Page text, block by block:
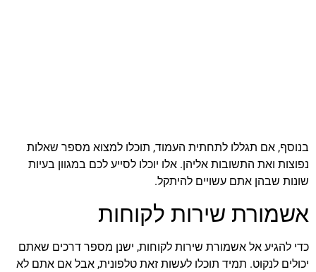
בנוסף, אם תגללו לתחתית העמוד, תוכלו למצוא מספר שאלות
נפוצות ואת התשובות אליהן. אלו יוכלו לסייע לכם במגוון בעיות
שונות שבהן אתם עשויים להיתקל.
אשמורת שירות לקוחות
כדי להגיע אל אשמורת שירות לקוחות, ישנן מספר דרכים שאתם
יכולים לנקוט. תמיד תוכלו לעשות זאת טלפונית, אבל אם אתם לא